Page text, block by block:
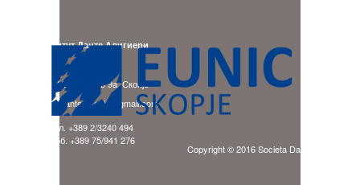
Copyright © 2016 Societa Dante Alighieri
Институт Данте Алигиери
бул. Гоце Делчев 9a, Скопје
E-mail: ladante.skopje@gmail.com
тел. +389 2/3240 494
моб. +389 75/941 276